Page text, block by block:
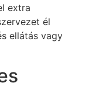
extra
él
ellátás vagy